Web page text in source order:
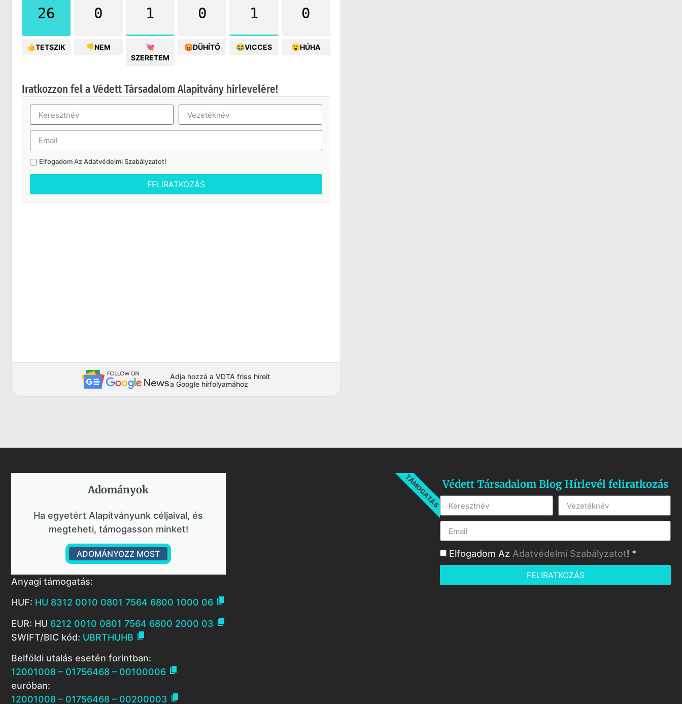
26
👍TETSZIK
0
👎NEM
1
💘
SZERETEM
0
😡DÜHÍTŐ
1
😂VICCES
0
😮HÚHA
Iratkozzon fel a Védett Társadalom Alapítvány hírlevelére!
Elfogadom AzAdatvédelmi Szabályzatot!
FELIRATKOZÁS
Adja hozzá a VDTA friss híreit
a Google hírfolyamához
Adományok​
Ha egyetért Alapítványunk céljaival, és
megteheti, támogasson minket!
ADOMÁNYOZZ MOST
TÁMOGATÁS
Anyagi támogatás:
HUF: HU 8312 0010 0801 7564 6800 1000 06 
EUR: HU 6212 0010 0801 7564 6800 2000 03 
SWIFT/BIC kód: UBRTHUHB 
Belföldi utalás esetén forintban:
12001008 – 01756468 – 00100006 
euróban:
12001008 – 01756468 – 00200003 
Védett Társadalom Blog Hírlevél feliratkozás
Elfogadom Az Adatvédelmi Szabályzatot! *
FELIRATKOZÁS